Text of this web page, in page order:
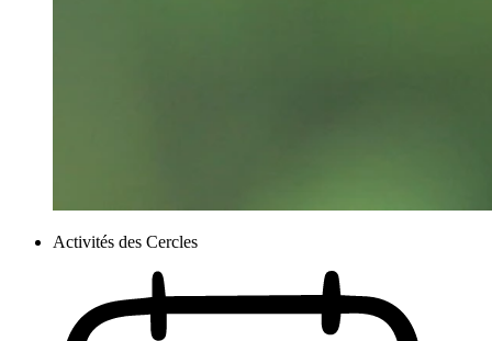
Activités des Cercles